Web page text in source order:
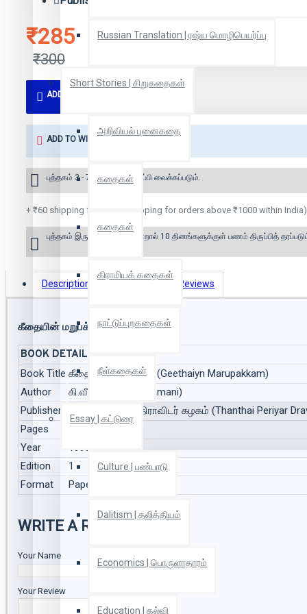
Russian Translation | ரஷ்ய மொழிபெயர்ப்பு
Short Stories | சிறுகதைகள்
அறிவியல் புனைகதை
கதைகள்
கதைகள்
கிராமியக் கதைகள்
நாட்டுப்புறகதைகள்
நீள்கதைகள்
Essay | கட்டுரை
Culture | பண்பாடு
Dalitism | தலித்தியம்
Economics | பொருளாதாரம்
Education | கல்வி
₹285
₹300
ADD TO CART
ADD TO WISH LIST
புத்தகம் 3 - 7 நாட்களில் அனுப்பி வைக்கப்படும்.
+ ₹60 shipping fee* (Free shipping for orders above ₹1000 within India)
புத்தகம் இருப்பில் இல்லை என்றால் 10 தினங்களுக்குள் பணம் திருப்பித்
Description Book Details Reviews
கீதையின் மறுபக்கம்
BOOK DETAILS
Book Title கீதையின் மறுபக்கம் (Geethaiyn Marupakkam)
Author
கி.வீரமணி (Ki.Veeramani)
Publisher
தந்தை பெரியார் திராவிடர் கழகம் (Thanthai Periyar
Pages
Year
1998
Edition
1
Format
Paper Back
WRITE A REVIEW
Your Name
Your Review